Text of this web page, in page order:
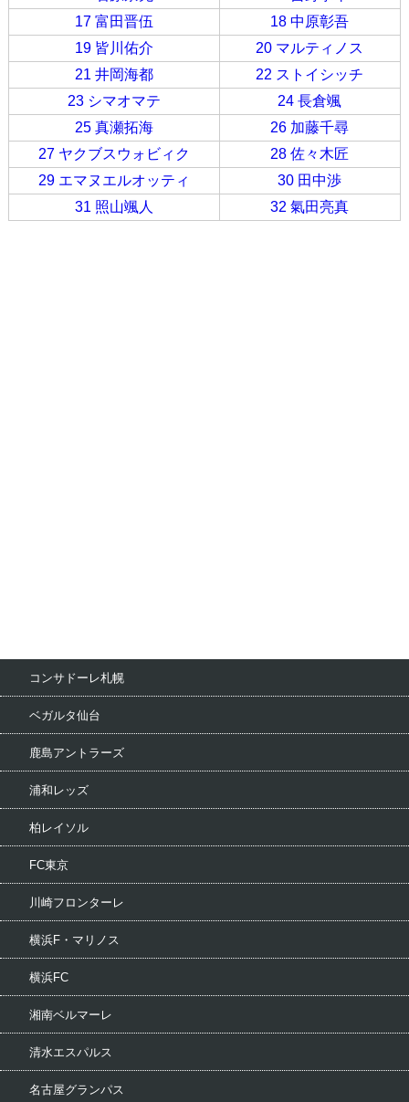
17 富田晋伍
18 中原彰吾
19 皆川佑介
20 マルティノス
21 井岡海都
22 ストイシッチ
23 シマオマテ
24 長倉颯
25 真瀬拓海
26 加藤千尋
27 ヤクブスウォビィク
28 佐々木匠
29 エマヌエルオッティ
30 田中渉
31 照山颯人
32 氣田亮真
コンサドーレ札幌
ベガルタ仙台
鹿島アントラーズ
浦和レッズ
柏レイソル
FC東京
川崎フロンターレ
横浜F・マリノス
横浜FC
湘南ベルマーレ
清水エスパルス
名古屋グランパス